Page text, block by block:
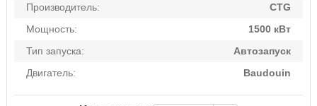
Производитель:
CTG
Мощность:
1500 кВт
Тип запуска:
Автозапуск
Двигатель:
Baudouin